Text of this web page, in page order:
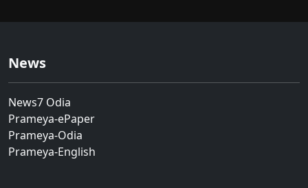
News
News7 Odia
Prameya-ePaper
Prameya-Odia
Prameya-English